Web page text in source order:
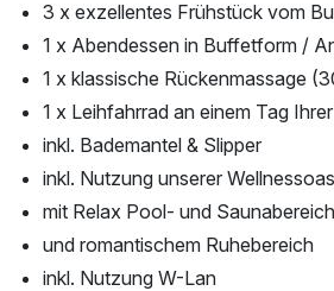
3 x exzellentes Frühstück vom
1 x Abendessen in Buffetform /
1 x klassische Rückenmassage
1 x Leihfahrrad an einem Tag
inkl. Bademantel & Slipper
inkl. Nutzung unserer
mit Relax Pool- und Saunabereich
und romantischem Ruhebereich
inkl. Nutzung W-Lan